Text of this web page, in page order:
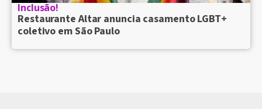
Inclusão!
Restaurante Altar anuncia casamento LGBT+
coletivo em São Paulo